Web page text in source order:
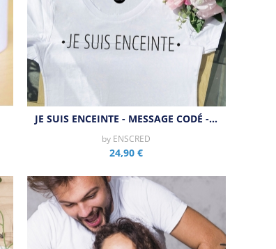
Aperçu rapide
JE SUIS ENCEINTE - MESSAGE CODÉ -…
by ENSCRED
24,90 €